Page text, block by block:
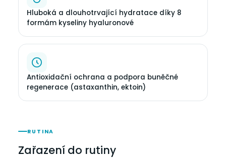
Hluboká a dlouhotrvající hydratace díky 8
formám kyseliny hyaluronové
Antioxidační ochrana a podpora buněčné
regenerace (astaxanthin, ektoin)
RUTINA
Zařazení do rutiny